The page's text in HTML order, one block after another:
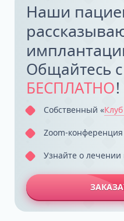
Наши
Общайтесь
БЕСПЛАТНО!
Собственный «
Zoom-
Узнайте о лечении